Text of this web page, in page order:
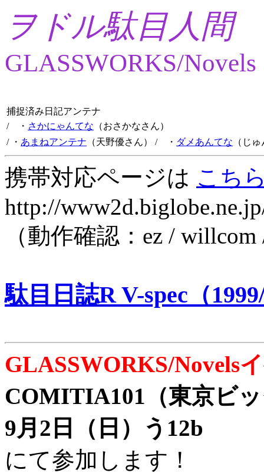
ヲドル駄目人間
GLASSWORKS/Novels
捕捉済み日記アンテナ
/ ・ さかにゃんてな （おさかなさん）
/ ・ あまねアンテナ （天野優さん） / ・ ダメあんてな （じ
携帯対応ページは こち
http://
（動作確認：ez /
駄目日誌R V-spec（
GLASSWORKS/Novels
COMITIA101（東京ビ
9月2日（日）う12b
にて参加します！